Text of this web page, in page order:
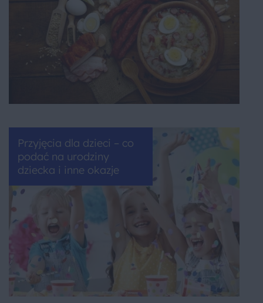
Przyjęcia dla dzieci – co
podać na urodziny
dziecka i inne okazje